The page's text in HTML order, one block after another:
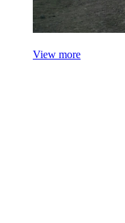
View more